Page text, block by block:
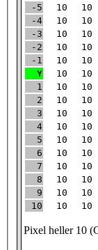
-5
10 10
-4
10 10
-3
10 10
-2
10 10
-1
10 10
Y
10 10
1
10 10
2
10 10
3
10 10
4
10 10
5
10 10
6
10 10
7
10 10
8
10 10
9
10 10
10
10 10
Pixel heller 10